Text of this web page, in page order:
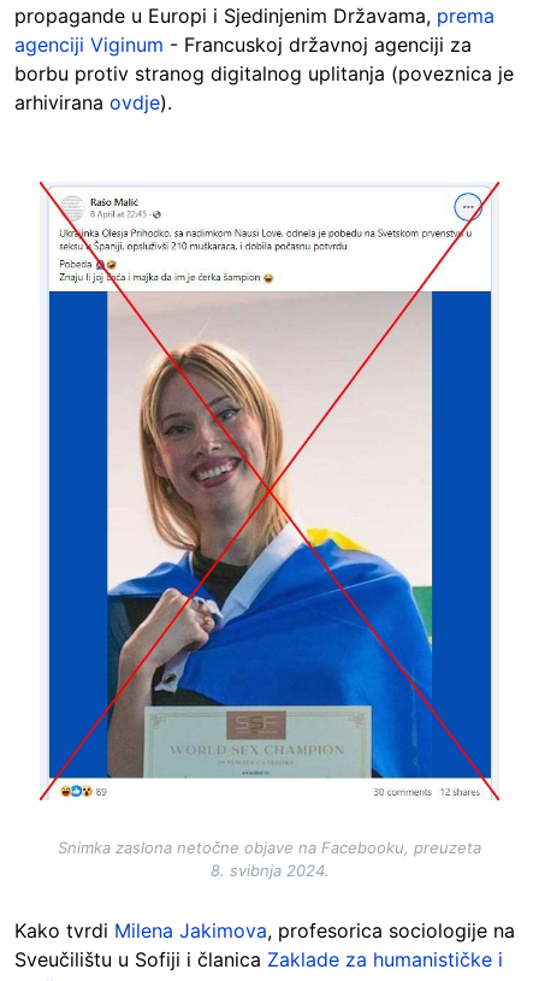
propagande u Europi i Sjedinjenim Državama, prema
agenciji Viginum - Francuskoj državnoj agenciji za
borbu protiv stranog digitalnog uplitanja (poveznica je
arhivirana ovdje).
Image
Snimka zaslona netočne objave na Facebooku, preuzeta
8. svibnja 2024.
Kako tvrdi Milena Jakimova, profesorica sociologije na
Sveučilištu u Sofiji i članica Zaklade za humanističke i